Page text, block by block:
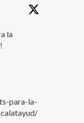
la
para-la-